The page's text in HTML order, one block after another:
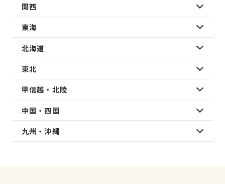
関西
東海
北海道
東北
甲信越・北陸
中国・四国
九州・沖縄